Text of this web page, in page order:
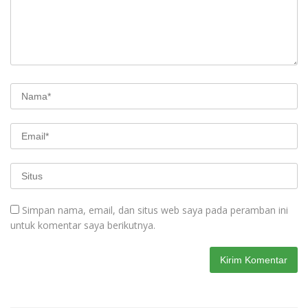
Simpan nama, email, dan situs web saya pada peramban ini
untuk komentar saya berikutnya.